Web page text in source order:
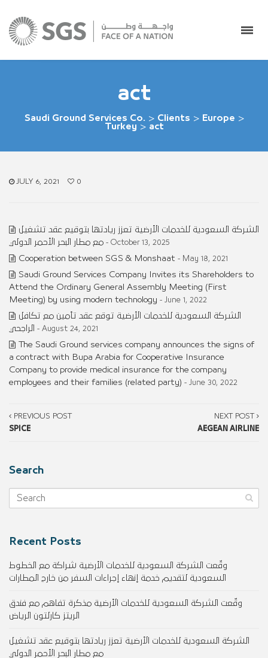
act
Saudi Ground Services Co. > Clients > Europe >
Turkey > act
JULY 6, 2021 0
الشركة السعودية للخدمات الأرضية تعزز ريادتها بتوقيع عقد تشغيل
مع مطار البحر الأحمر الدولي - October 13, 2025
Cooperation between SGS & Monshaat - May 18, 2021
Saudi Ground Services Company Invites its Shareholders to
Attend the Ordinary General Assembly Meeting (First
Meeting) by using modern technology - June 1, 2022
الشركة السعودية للخدمات الأرضية توقع عقد تأمين مع تكافل
الراجحي
- August 24, 2021
The Saudi Ground services company announces the signs of
a contract with Bupa Arabia for Cooperative Insurance
Company to provide medical insurance for the company
employees and their families (related party) - June 30, 2022
PREVIOUS POST
SPICE
NEXT POST
AEGEAN AIRLINE
Search
Recent Posts
وقّعت الشركة السعودية للخدمات الأرضية شراكة مع الخطوط
السعودية لتقديم خدمة إنهاء إجراءات السفر من خارج المطارات
وقّعت الشركة السعودية للخدمات الأرضية مذكرة تفاهم مع فندق
الريتز كارلتون الرياض
الشركة السعودية للخدمات الأرضية تعزز ريادتها بتوقيع عقد تشغيل
مع مطار البحر الأحمر الدولي